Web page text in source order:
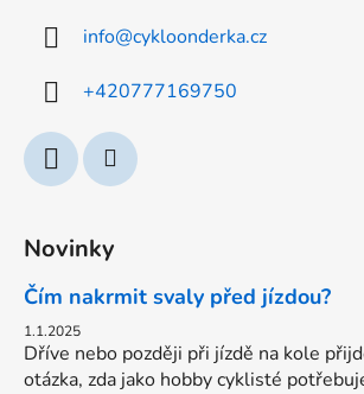
info@cykloonderka.cz
+420777169750
Novinky
Čím nakrmit svaly před jízdou?
1.1.2025
Dříve nebo později při jízdě na kole
otázka, zda jako hobby cyklisté